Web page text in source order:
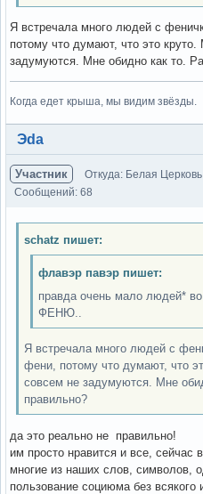
Я встречала много людей с
потому что думают, что это
задумуются. Мне обидно как то.
Когда едет крыша, мы видим звёзды.
Вне форума
Эda
Участник Откуда: Белая Церковь
Сообщений: 68
schatz пишет:
флавэр павэр пишет:
правда очень мало людей*
ФЕНЮ..
Я встречала много людей с
фени, потому что думают, что
совсем не задумуются. Мне
правильно?
да это реально не правильно!
им просто нравится и все, сейчас
многие из наших слов, символов,
пользование социюма без